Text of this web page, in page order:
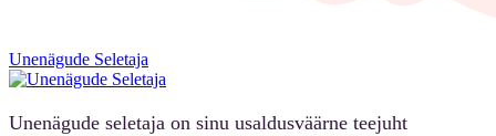
Unenägude Seletaja
Unenägude seletaja on sinu usaldusväärne teejuht